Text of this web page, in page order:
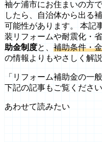
袖ケ浦市にお住まいの方
したら、自治体から出る
可能性があります。 本記
装リフォームや耐震化・
助金制度と、 補助条件・
の情報よりもやさしく解説
「リフォーム補助金の一
下記の記事もご覧ください
あわせて読みたい